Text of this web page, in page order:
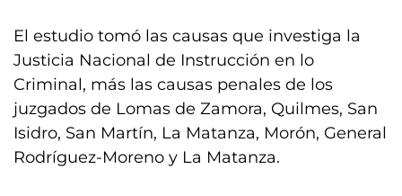
El estudio tomó las causas que investiga la
Justicia Nacional de Instrucción en lo
Criminal, más las causas penales de los
juzgados de Lomas de Zamora, Quilmes, San
Isidro, San Martín, La Matanza, Morón, General
Rodríguez-Moreno y La Matanza.